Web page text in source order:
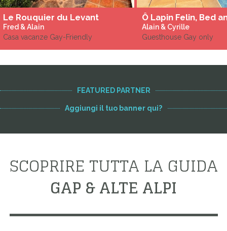
Le Rouquier du Levant
Fred & Alain
Casa vacanze Gay-Friendly
Alain & Cyrille
Guesthouse Gay only
FEATURED PARTNER
Aggiungi il tuo banner qui?
SCOPRIRE TUTTA LA GUIDA
GAP & ALTE ALPI